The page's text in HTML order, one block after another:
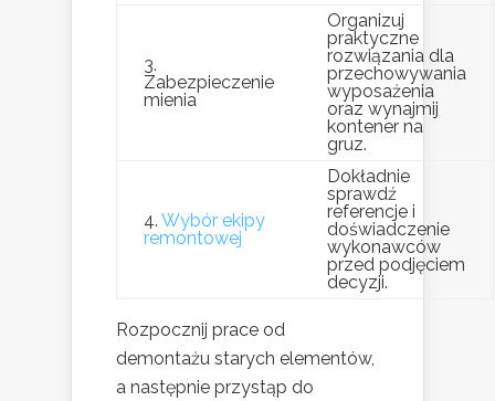
3.
Zabezpieczenie
mienia
Organizuj
praktyczne
rozwiązania dla
przechowywania
wyposażenia
oraz wynajmij
kontener na
gruz.
4. Wybór ekipy
remontowej
Dokładnie
sprawdź
referencje i
doświadczenie
wykonawców
przed podjęciem
decyzji.
Rozpocznij prace od
demontażu starych elementów,
a następnie przystąp do